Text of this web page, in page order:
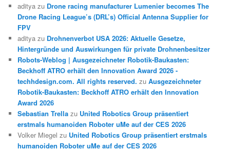
aditya zu Drone racing manufacturer Lumenier becomes The
Drone Racing League’s (DRL’s) Official Antenna Supplier for
FPV
aditya zu Drohnenverbot USA 2026: Aktuelle Gesetze,
Hintergründe und Auswirkungen für private Drohnenbesitzer
Robots-Weblog | Ausgezeichneter Robotik-Baukasten:
Beckhoff ATRO erhält den Innovation Award 2026 -
techhdesign.com. All rights reserved. zuAusgezeichneter
Robotik-Baukasten: Beckhoff ATRO erhält den Innovation
Award 2026
Sebastian Trella zu United Robotics Group präsentiert
erstmals humanoiden Roboter uMe auf der CES 2026
Volker Miegel zu United Robotics Group präsentiert erstmals
humanoiden Roboter uMe auf der CES 2026